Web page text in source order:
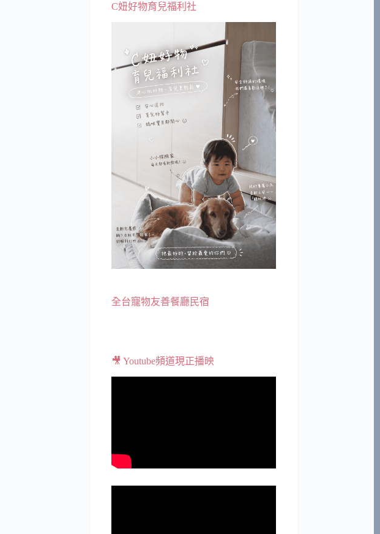
C妞好物育兒福利社
全台寵物友善餐廳民宿
🎥 Youtube頻道現正播映